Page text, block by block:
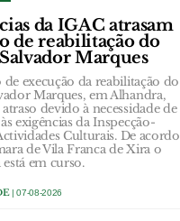
da IGAC atrasam
de reabilitação do
Marques
execução da reabilitação do
Marques, em Alhandra,
devido à necessidade de
exigências da Inspecção-
Culturais. De acordo
de Vila Franca de Xira o
em curso.
| 07-08-2026